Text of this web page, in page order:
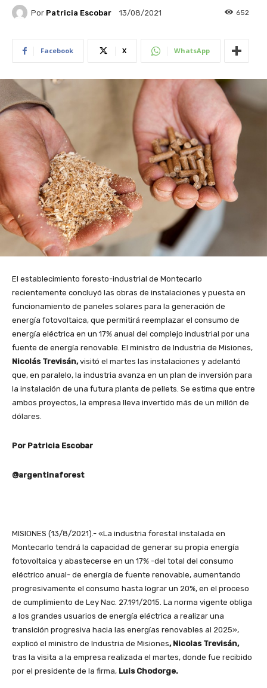
Por Patricia Escobar 13/08/2021 652
Facebook X WhatsApp
El establecimiento foresto-industrial de Montecarlo
recientemente concluyó las obras de instalaciones y puesta en
funcionamiento de paneles solares para la generación de
energía fotovoltaica, que permitirá reemplazar el consumo de
energía eléctrica en un 17% anual del complejo industrial por una
fuente de energía renovable. El ministro de Industria de Misiones,
Nicolás Trevisán,visitó el martes las instalaciones y adelantó
que, en paralelo, la industria avanza en un plan de inversión para
la instalación de una futura planta de pellets. Se estima que entre
ambos proyectos, la empresa lleva invertido más de un millón de
dólares.
Por Patricia Escobar
@argentinaforest
MISIONES (13/8/2021).- «La industria forestal instalada en
Montecarlo tendrá la capacidad de generar su propia energía
fotovoltaica y abastecerse en un 17% -del total del consumo
eléctrico anual- de energía de fuente renovable, aumentando
progresivamente el consumo hasta lograr un 20%, en el proceso
de cumplimiento de Ley Nac. 27.191/2015. La norma vigente obliga
a los grandes usuarios de energía eléctrica a realizar una
transición progresiva hacia las energías renovables al 2025»,
explicó el ministro de Industria de Misiones, Nicolas Trevisán,
tras la visita a la empresa realizada el martes, donde fue recibido
por el presidente de la firma, Luis Chodorge.